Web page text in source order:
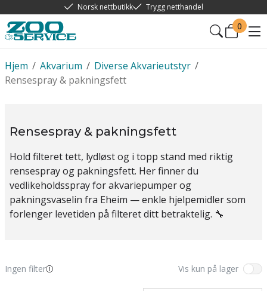
Norsk nettbutikk Trygg netthandel
0
/
Hjem /
Akvarium /
Diverse Akvarieutstyr
Rensespray & pakningsfett
Rensespray & pakningsfett
Hold filteret tett, lydløst og i topp stand med riktig
rensespray og pakningsfett. Her finner du
vedlikeholdsspray for akvariepumper og
pakningsvaselin fra Eheim — enkle hjelpemidler som
forlenger levetiden på filteret ditt betraktelig. 🔧
Ingen filter Vis kun på lager